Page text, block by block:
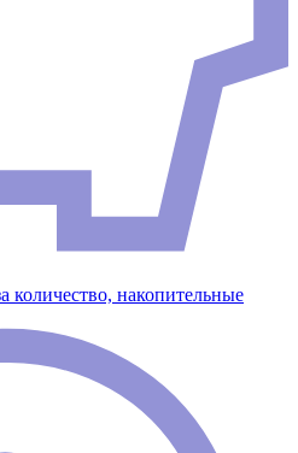
количество, накопительные